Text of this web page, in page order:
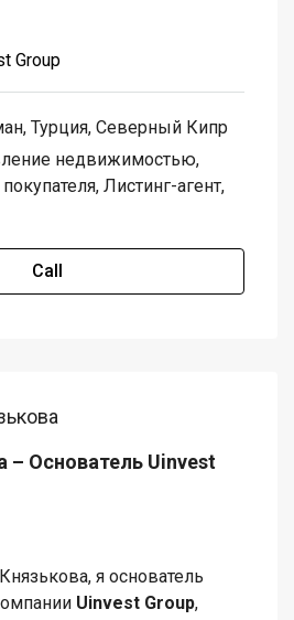
Group
Турция, Северный Кипр
недвижимостью,
Листинг-агент,
Call
– Основатель Uinvest
я основатель
Uinvest Group,